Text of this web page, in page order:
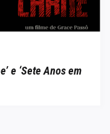
e ‘Sete Anos em